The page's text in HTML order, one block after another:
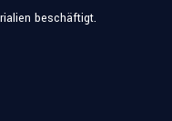
beschäftigt.